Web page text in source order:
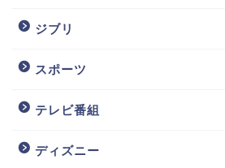
ジブリ
スポーツ
テレビ番組
ディズニー